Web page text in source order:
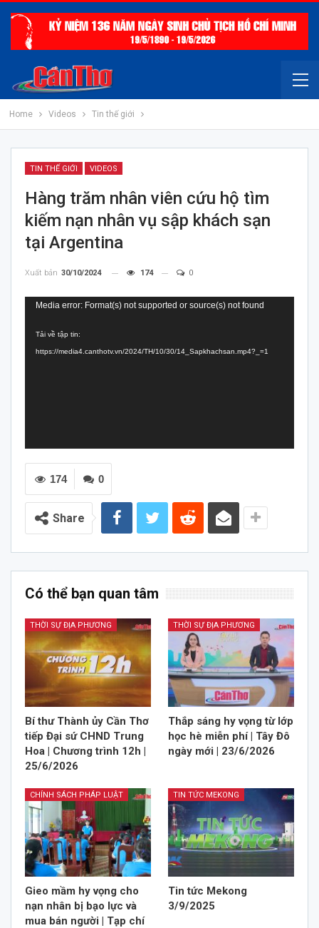
Home Videos Tin thế giới
TIN THẾ GIỚI VIDEOS
Hàng trăm nhân viên cứu hộ tìm
kiếm nạn nhân vụ sập khách sạn
tại Argentina
Xuất bản 30/10/2024 174 0
Trình
Video
Media error: Format(s) not supported or source(s) not found
Tải về tập tin:
https://media4.canthotv.vn/2024/TH/10/30/14_Sapkhachsan.mp4?_=1
0
174
Share
Có thể bạn quan tâm
THỜI SỰ ĐỊA PHƯƠNG
Bí thư Thành ủy Cần Thơ
tiếp Đại sứ CHND Trung
Hoa | Chương trình 12h |
25/6/2026
THỜI SỰ ĐỊA PHƯƠNG
Thắp sáng hy vọng từ lớp
học hè miễn phí | Tây Đô
ngày mới | 23/6/2026
CHÍNH SÁCH PHÁP LUẬT
Gieo mầm hy vọng cho
nạn nhân bị bạo lực và
mua bán người | Tạp chí
TIN TỨC MEKONG
Tin tức Mekong
3/9/2025